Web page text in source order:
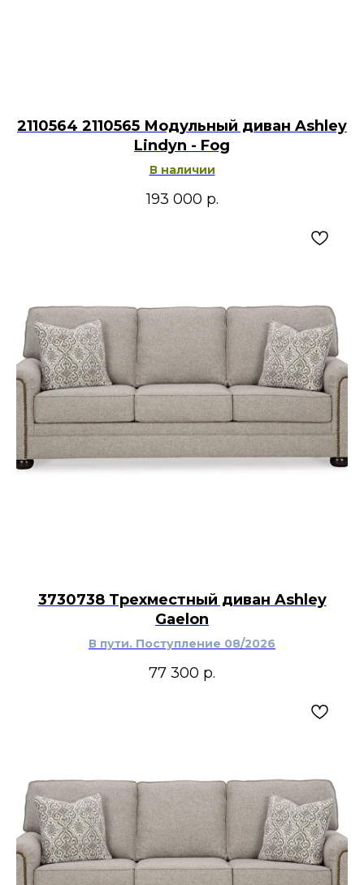
2110564 2110565 Модульный диван Ashley
Lindyn - Fog
В наличии
193 000 р.
3730738 Трехместный диван Ashley
Gaelon
В пути. Поступление 08/2026
77 300 р.